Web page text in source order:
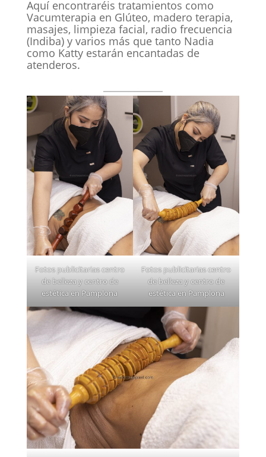
Aquí encontraréis tratamientos como
Vacumterapia en Glúteo, madero terapia,
masajes, limpieza facial, radio frecuencia
(Indiba) y varios más que tanto Nadia
como Katty estarán encantadas de
atenderos.
Fotos publicitarias centro
de belleza y centro de
estética en Pamplona
Fotos publicitarias centro
de belleza y centro de
estética en Pamplona